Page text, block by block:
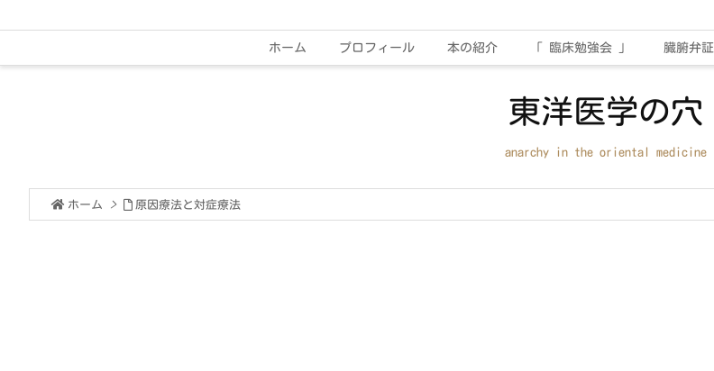
ホーム プロフィール 本の紹介 「 臨床勉強会 」 臓腑弁証
東洋医学の穴
anarchy in the oriental medicine
ホーム > 原因療法と対症療法